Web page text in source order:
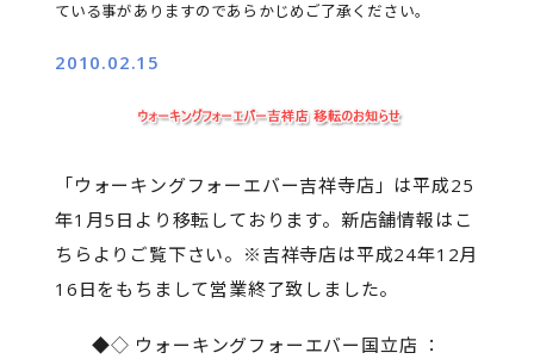
ている事がありますのであらかじめご了承ください。
2010.02.15
「ウォーキングフォーエバー吉祥寺店」は平成25
年1月5日より移転しております。新店舗情報はこ
ちらよりご覧下さい。※吉祥寺店は平成24年12月
16日をもちまして営業終了致しました。
◆◇ ウォーキングフォーエバー国立店 ：